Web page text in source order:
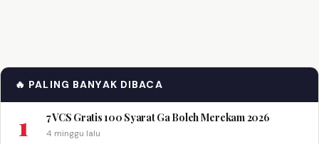
🔥 PALING BANYAK DIBACA
1 7 VCS Gratis 100 Syarat Ga Boleh Merekam 2026
4 minggu lalu